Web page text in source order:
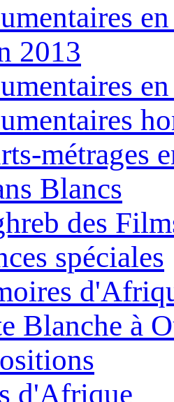
2013
métrages
Blancs
des
spéciales
Blanche à
d'Afrique